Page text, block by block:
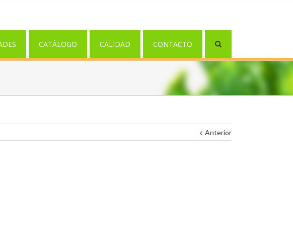
CATÁLOGO CALIDAD CONTACTO
Anterior